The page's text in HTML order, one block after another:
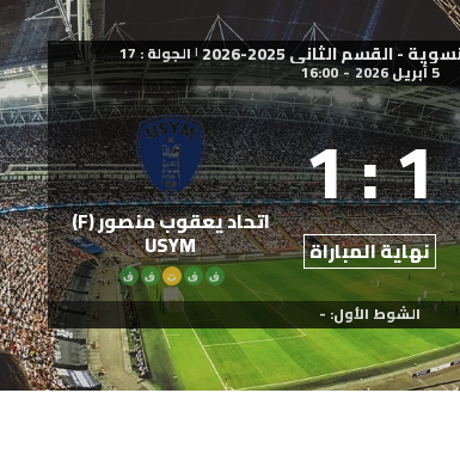
- القسم الثاني 2025-2026 | الجولة : 17
5 أبريل 2026 -
16:00
1
:
1
نهاية المباراة
اتحاد يعقوب منصور (F)
USYM
ف ف ت ف ف
الشوط الأول: -